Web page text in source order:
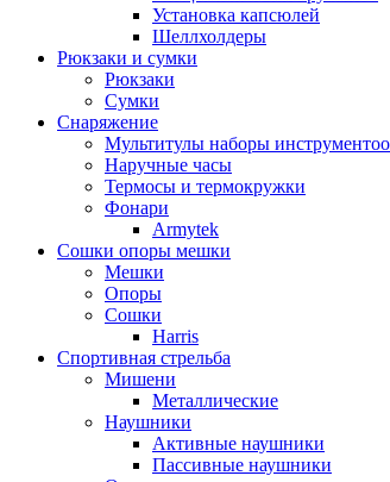
Установка капсюлей
Шеллхолдеры
Рюкзаки и сумки
Рюкзаки
Сумки
Снаряжение
Мультитулы наборы
Наручные часы
Термосы и термокружки
Фонари
Armytek
Сошки опоры мешки
Мешки
Опоры
Сошки
Harris
Спортивная стрельба
Мишени
Металлические
Наушники
Активные наушники
Пассивные наушники